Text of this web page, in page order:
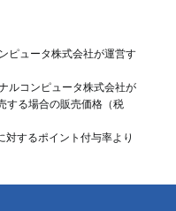
ピュータ株式会社が運営す
ルコンピュータ株式会社が
する場合の販売価格（税
対するポイント付与率より